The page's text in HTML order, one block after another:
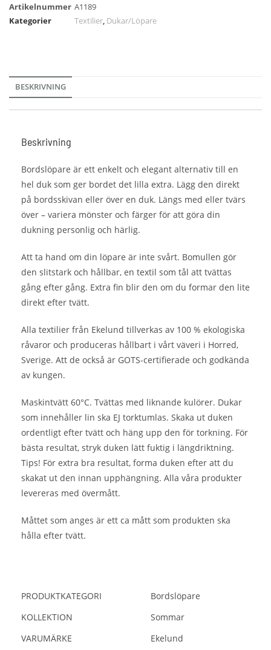
Artikelnummer A1189
Kategorier
Textilier, Dukar/Löpare
BESKRIVNING
Beskrivning
Bordslöpare är ett enkelt och elegant alternativ till en
hel duk som ger bordet det lilla extra. Lägg den direkt
på bordsskivan eller över en duk. Längs med eller tvärs
över – variera mönster och färger för att göra din
dukning personlig och härlig.
Att ta hand om din löpare är inte svårt. Bomullen gör
den slitstark och hållbar, en textil som tål att tvättas
gång efter gång. Extra fin blir den om du formar den lite
direkt efter tvätt.
Alla textilier från Ekelund tillverkas av 100 % ekologiska
råvaror och produceras hållbart i vårt väveri i Horred,
Sverige. Att de också är GOTS-certifierade och godkända
av kungen.
Maskintvätt 60°C. Tvättas med liknande kulörer. Dukar
som innehåller lin ska EJ torktumlas. Skaka ut duken
ordentligt efter tvätt och häng upp den för torkning. För
bästa resultat, stryk duken lätt fuktig i längdriktning.
Tips! För extra bra resultat, forma duken efter att du
skakat ut den innan upphängning. Alla våra produkter
levereras med övermått.
Måttet som anges är ett ca mått som produkten ska
hålla efter tvätt.
PRODUKTKATEGORI
Bordslöpare
KOLLEKTION
Sommar
VARUMÄRKE
Ekelund